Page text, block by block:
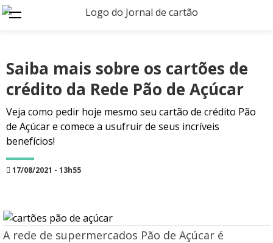
Saiba mais sobre os cartões de
crédito da Rede Pão de Açúcar
Veja como pedir hoje mesmo seu cartão de crédito Pão
de Açúcar e comece a usufruir de seus incríveis
benefícios!
17/08/2021 - 13h55
A rede de supermercados Pão de Açúcar é